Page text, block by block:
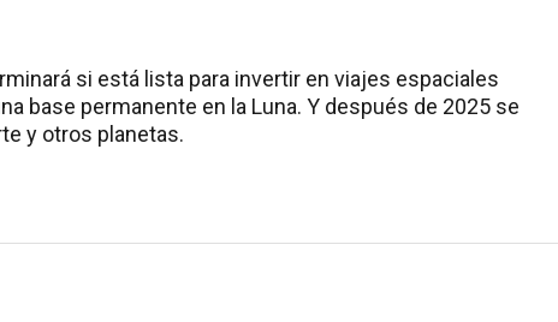
si está lista para invertir en viajes espaciales
base permanente en la Luna. Y después de 2025 se
y otros planetas.